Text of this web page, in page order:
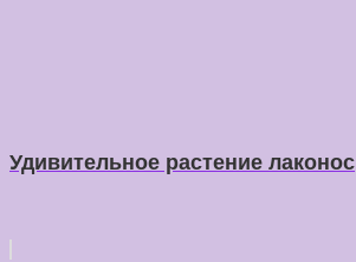
Удивительное растение лаконос